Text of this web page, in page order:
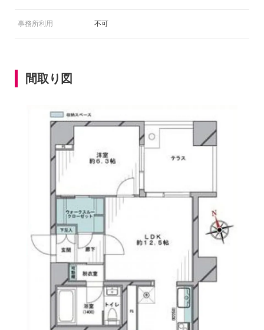
事務所利用 不可
間取り図